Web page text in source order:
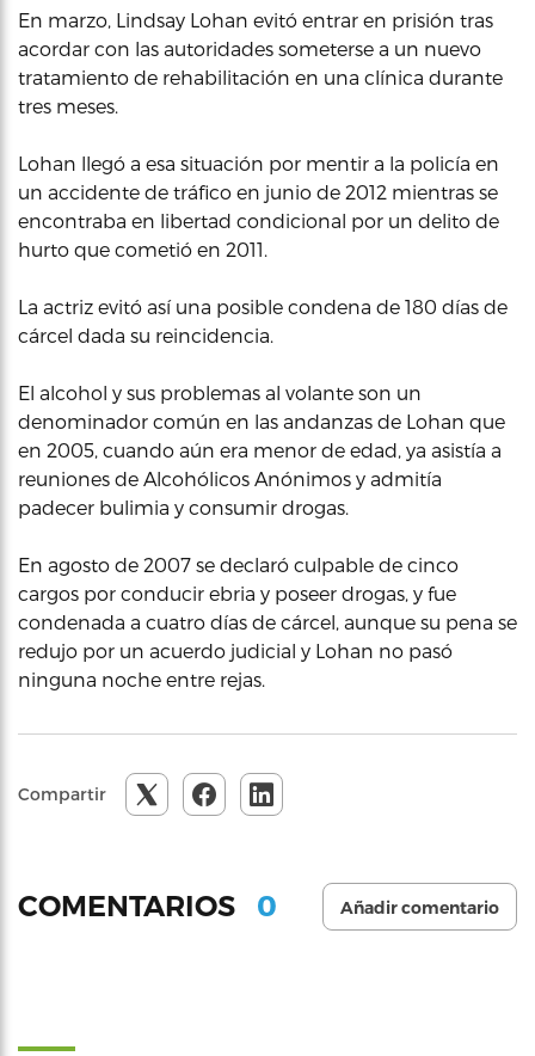
En marzo, Lindsay Lohan evitó entrar en prisión tras
acordar con las autoridades someterse a un nuevo
tratamiento de rehabilitación en una clínica durante
tres meses.
Lohan llegó a esa situación por mentir a la policía en
un accidente de tráfico en junio de 2012 mientras se
encontraba en libertad condicional por un delito de
hurto que cometió en 2011.
La actriz evitó así una posible condena de 180 días de
cárcel dada su reincidencia.
El alcohol y sus problemas al volante son un
denominador común en las andanzas de Lohan que
en 2005, cuando aún era menor de edad, ya asistía a
reuniones de Alcohólicos Anónimos y admitía
padecer bulimia y consumir drogas.
En agosto de 2007 se declaró culpable de cinco
cargos por conducir ebria y poseer drogas, y fue
condenada a cuatro días de cárcel, aunque su pena se
redujo por un acuerdo judicial y Lohan no pasó
ninguna noche entre rejas.
Compartir
COMENTARIOS 0 Añadir comentario